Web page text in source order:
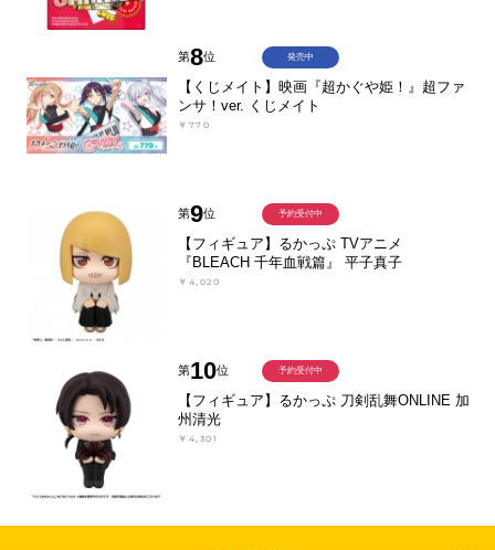
第8位
【くじメイト】映画『超かぐや姫！』超ファ
ンサ！ver. くじメイト
￥770
発売中
第9位
【フィギュア】るかっぷ TVアニメ
『BLEACH 千年血戦篇』 平子真子
￥4,020
予約受付中
第10位
【フィギュア】るかっぷ 刀剣乱舞ONLINE 加
州清光
￥4,301
予約受付中